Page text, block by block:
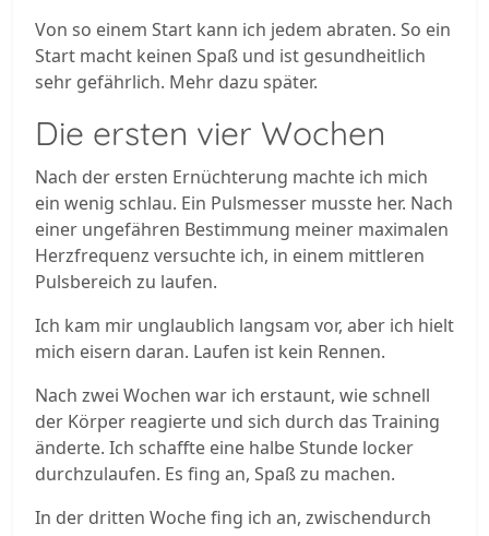
Von so einem Start kann ich jedem abraten. So ein
Start macht keinen Spaß und ist gesundheitlich
sehr gefährlich. Mehr dazu später.
Die ersten vier Wochen
Nach der ersten Ernüchterung machte ich mich
ein wenig schlau. Ein Pulsmesser musste her. Nach
einer ungefähren Bestimmung meiner maximalen
Herzfrequenz versuchte ich, in einem mittleren
Pulsbereich zu laufen.
Ich kam mir unglaublich langsam vor, aber ich hielt
mich eisern daran. Laufen ist kein Rennen.
Nach zwei Wochen war ich erstaunt, wie schnell
der Körper reagierte und sich durch das Training
änderte. Ich schaffte eine halbe Stunde locker
durchzulaufen. Es fing an, Spaß zu machen.
In der dritten Woche fing ich an, zwischendurch